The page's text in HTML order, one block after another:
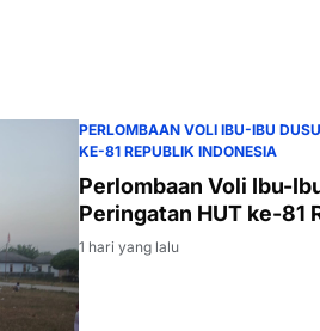
PERLOMBAAN VOLI IBU-IBU
KE-81 REPUBLIK INDONESIA
Perlombaan Voli Ibu-
Peringatan HUT ke-81
1 hari yang lalu